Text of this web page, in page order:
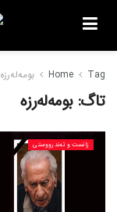
Home Tag بومەلەرزە
تاگ: بومەلەرزە
زانست و تەندرووستی